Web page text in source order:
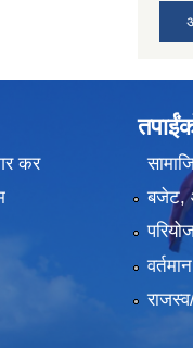
कर
बजेट,